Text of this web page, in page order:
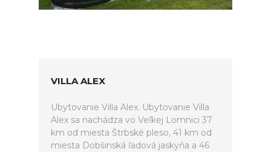
VILLA ALEX
Ubytovanie Villa Alex. Ubytovanie Villa
Alex sa nachádza vo Veľkej Lomnici 37
km od miesta Štrbské pleso, 41 km od
miesta Dobšinská ľadová jaskyňa a 46